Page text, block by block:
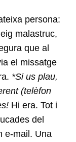
persona:
malastruc,
que al
el missatge
*Si us plau,
(telèfon
Hi era. Tot i
del
e-mail. Una